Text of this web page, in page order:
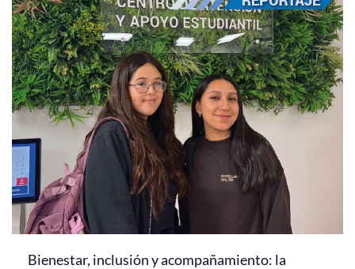
Bienestar, inclusión y acompañamiento: la